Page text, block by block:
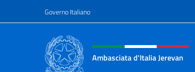
Governo Italiano
Intestazione sito, social
Ambasciata d'Italia Jerevan